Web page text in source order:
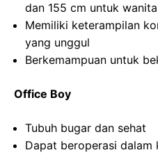
dan 155 cm untuk wanita
Memiliki keterampilan
yang unggul
Berkemampuan untuk
Office Boy
Tubuh bugar dan sehat
Dapat beroperasi dalam